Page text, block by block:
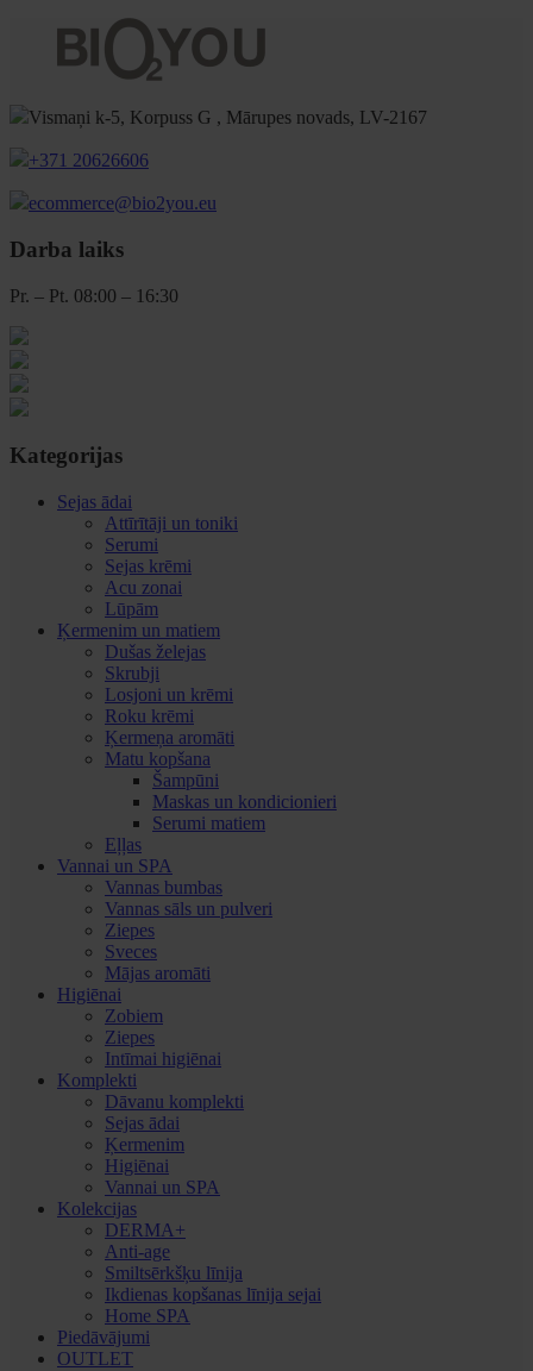
Vismaņi k-5, Korpuss G , Mārupes novads, LV-2167
+371 20626606
ecommerce@bio2you.eu
Darba laiks
Pr. – Pt. 08:00 – 16:30
Kategorijas
Sejas ādai
Attīrītāji un toniki
Serumi
Sejas krēmi
Acu zonai
Lūpām
Ķermenim un matiem
Dušas želejas
Skrubji
Losjoni un krēmi
Roku krēmi
Ķermeņa aromāti
Matu kopšana
Šampūni
Maskas un kondicionieri
Serumi matiem
Eļļas
Vannai un SPA
Vannas bumbas
Vannas sāls un pulveri
Ziepes
Sveces
Mājas aromāti
Higiēnai
Zobiem
Ziepes
Intīmai higiēnai
Komplekti
Dāvanu komplekti
Sejas ādai
Ķermenim
Higiēnai
Vannai un SPA
Kolekcijas
DERMA+
Anti-age
Smiltsērkšķu līnija
Ikdienas kopšanas līnija sejai
Home SPA
Piedāvājumi
OUTLET